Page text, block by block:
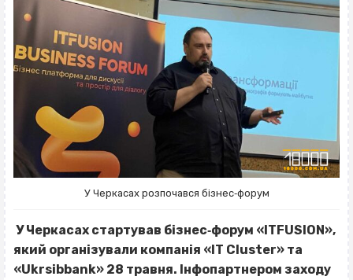
У Черкасах розпочався бізнес‐форум
У Черкасах стартував бізнес‐форум «ITFUSION»,
який організували компанія «IT Cluster» та
«Ukrsibbank» 28 травня. Інфопартнером заходу